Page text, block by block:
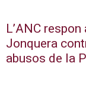
L’ANC
Jonquera
abusos de la